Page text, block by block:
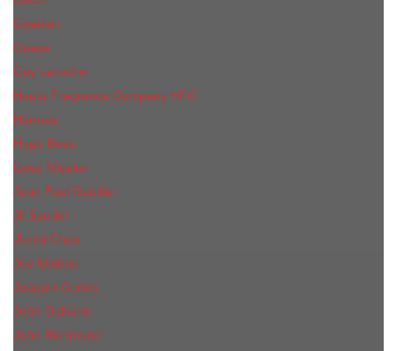
Guerlain
Guess
Guy Laroche
Haute Fragrance Company HFC
Hermes
Hugo Boss
Issey Miyake
Jean Paul Gaultier
Jil Sander
Jimmi Choo
Jое Malоnе
Joaquin Cortes
John Galliano
John Richmond